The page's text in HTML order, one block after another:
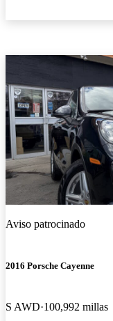
Aviso patrocinado
2016 Porsche Cayenne
S AWD 100,992 millas